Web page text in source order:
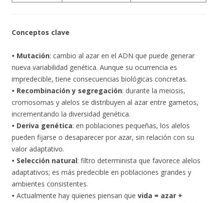
Conceptos clave
• Mutación: cambio al azar en el ADN que puede generar
nueva variabilidad genética. Aunque su ocurrencia es
impredecible, tiene consecuencias biológicas concretas.
• Recombinación y segregación: durante la meiosis,
cromosomas y alelos se distribuyen al azar entre gametos,
incrementando la diversidad genética.
• Deriva genética: en poblaciones pequeñas, los alelos
pueden fijarse o desaparecer por azar, sin relación con su
valor adaptativo.
• Selección natural: filtro determinista que favorece alelos
adaptativos; es más predecible en poblaciones grandes y
ambientes consistentes.
• Actualmente hay quienes piensan que vida = azar +